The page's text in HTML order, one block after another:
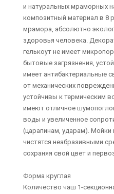
и натуральных мраморных
композитный материал в 8
мрамора, абсолютно
здоровья человека.
гелькоут не имеет
бытовые загрязнения,
имеет антибактериальные
от механических
устойчивы к термическим
имеют отличное
воды и увеличенное
(царапинам, ударам). Мойки
чистятся неабразивными
сохраняя свой цвет и
Форма круглая
Количество чаш 1-